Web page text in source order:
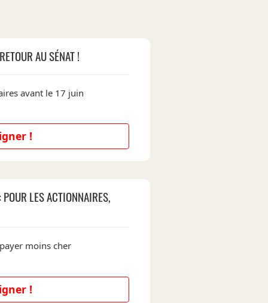
AU SÉNAT !
avant le 17 juin
!
POUR LES ACTIONNAIRES,
moins cher
!